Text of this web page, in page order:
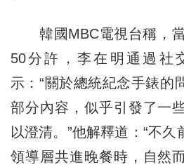
韓國MBC電視台稱，當
50分許，李在明通過社
示：“關於總統紀念手錶的
部分內容，似乎引發了一
以澄清。”他解釋道：“不
領導層共進晚餐時，自然